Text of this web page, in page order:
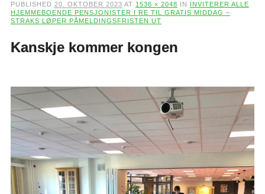
PUBLISHED 20. OKTOBER 2023 AT 1536 × 2048 IN
INVITERER ALLE
HJEMMEBOENDE PENSJONISTER I RE TIL GRATIS MIDDAG –
STRAKS LØPER PÅMELDINGSFRISTEN UT
Kanskje kommer kongen